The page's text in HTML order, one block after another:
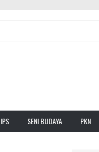
IPS SENI BUDAYA PKN